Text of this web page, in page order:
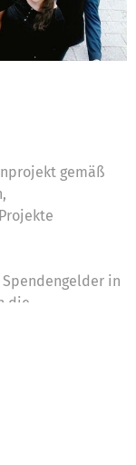
gemäß
in
die
hat
95204-nothilfe-